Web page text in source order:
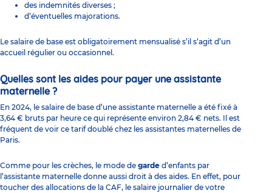
des indemnités diverses ;
d’éventuelles majorations.
Le salaire de base est obligatoirement mensualisé s’il s’agit d’un
accueil régulier ou occasionnel.
Quelles sont les aides pour payer une assistante
maternelle ?
En 2024, le salaire de base d’une assistante maternelle a été fixé à
3,64 € bruts par heure ce qui représente environ 2,84 € nets. Il est
fréquent de voir ce tarif doublé chez les assistantes maternelles de
Paris.
Comme pour les crèches, le mode de garde d’enfants par
l’assistante maternelle donne aussi droit à des aides. En effet, pour
toucher des allocations de la CAF, le salaire journalier de votre